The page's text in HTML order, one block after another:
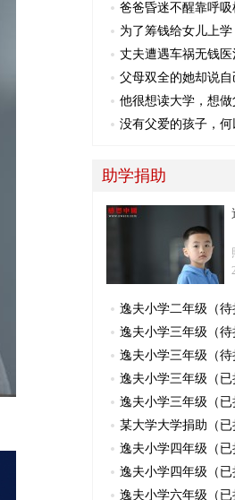
爸爸昏迷不醒靠呼
为了筹钱给女儿上学
丈夫遭遇车祸无钱
父母双全的她却说自
他很想读大学，想做
没有父爱的孩子，
助学捐助
逸夫小学二年级（待
逸夫小学三年级（待
逸夫小学三年级（待
逸夫小学三年级（已
逸夫小学三年级（已
某大学大学捐助（已
逸夫小学四年级（已
逸夫小学四年级（已
逸夫小学六年级（已